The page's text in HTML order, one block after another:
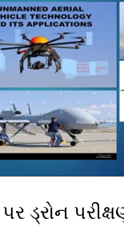
ડ્રોન